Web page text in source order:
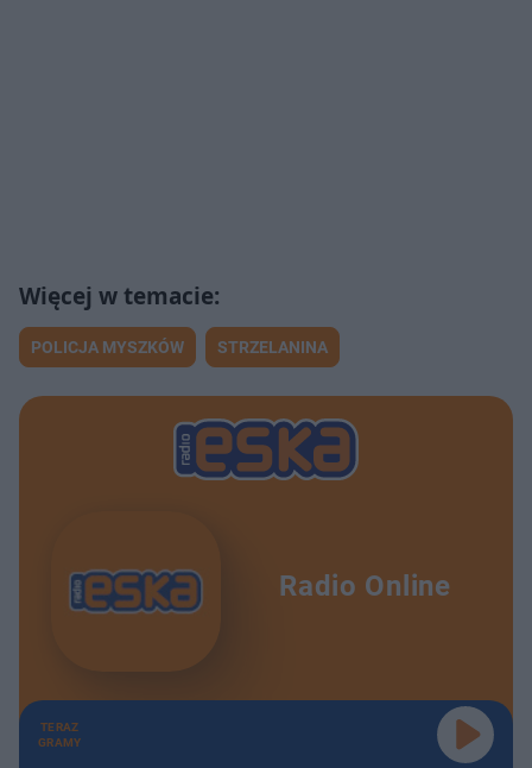
POLICJA MYSZKÓW STRZELANINA
Radio Online
TERAZ
GRAMY